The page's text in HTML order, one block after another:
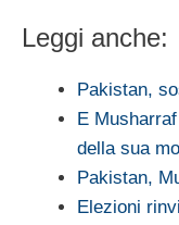
Leggi anche:
Pakistan,
E
della sua
Pakistan,
Elezioni